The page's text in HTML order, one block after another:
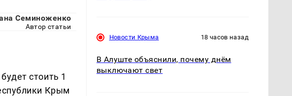
Семиноженко
Автор статьи
стоить 1
Крым
Новости Крыма 18 часов назад
В Алуште объяснили, почему днём
выключают свет